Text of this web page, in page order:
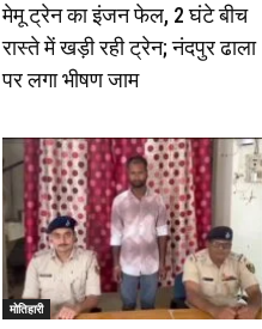
मेमू ट्रेन का इंजन फेल, 2 घंटे बीच
रास्ते में खड़ी रही ट्रेन; नंदपुर ढाला
पर लगा भीषण जाम
मोतिहारी